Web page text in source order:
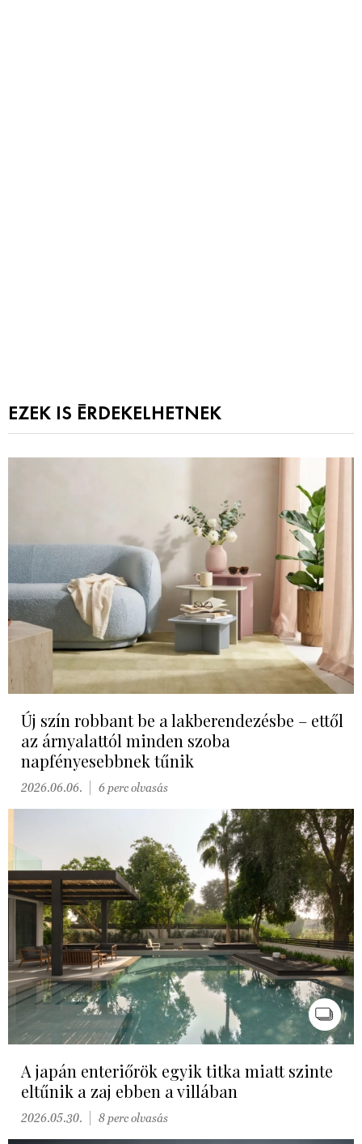
EZEK IS ÉRDEKELHETNEK
Új szín robbant be a lakberendezésbe – ettől
az árnyalattól minden szoba
napfényesebbnek tűnik
2026.06.06. 6 perc olvasás
A japán enteriőrök egyik titka miatt szinte
eltűnik a zaj ebben a villában
2026.05.30. 8 perc olvasás